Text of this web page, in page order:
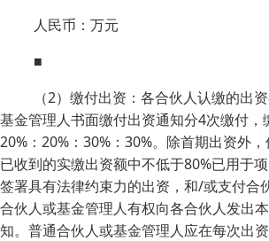
人民币：万元
■
（2）缴付出资：各合伙人认缴的出
基金管理人书面缴付出资通知分4次缴付，
20%：20%：30%：30%。除首期出资外
已收到的实缴出资额中不低于80%已用于
签署具有法律约束力的出资，和/或支付合
合伙人或基金管理人有权向各合伙人发出
知。普通合伙人或基金管理人应在每次出